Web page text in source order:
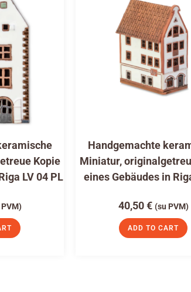
Kopie
LV 04 PL
Handgemachte
Miniatur,
eines Gebäudes in
40,50€ (su PVM)
ADD TO CART